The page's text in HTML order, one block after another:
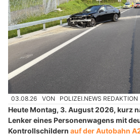
03.08.26 VON POLIZEI.NEWS REDAKTION
Heute Montag, 3. August 2026, kurz
Lenker eines Personenwagens mit
Kontrollschildern auf der Autobahn